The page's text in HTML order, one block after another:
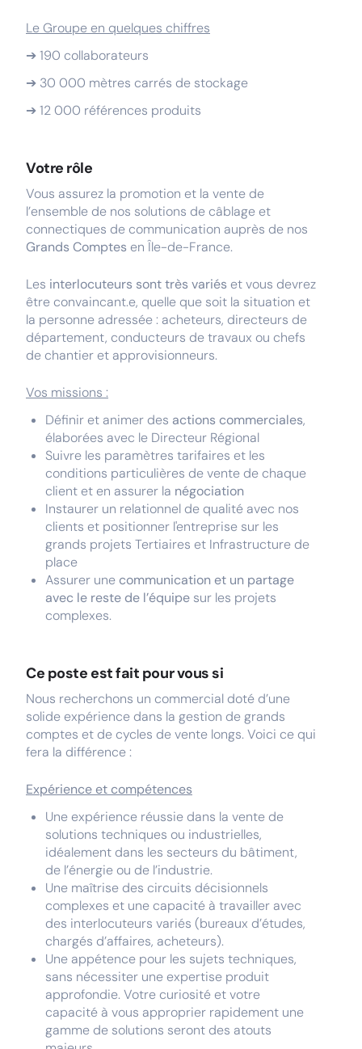
Le Groupe en quelques chiffres
➔ 190 collaborateurs
➔ 30 000 mètres carrés de stockage
➔ 12 000 références produits
Votre rôle
Vous assurez la promotion et la vente de
l’ensemble de nos solutions de câblage et
connectiques de communication auprès de nos
Grands Comptes en Île-de-France.
Les interlocuteurs sont très variés et vous devrez
être convaincant.e, quelle que soit la situation et
la personne adressée : acheteurs, directeurs de
département, conducteurs de travaux ou chefs
de chantier et approvisionneurs.
Vos missions :
Définir et animer des actions commerciales,
élaborées avec le Directeur Régional
Suivre les paramètres tarifaires et les
conditions particulières de vente de chaque
client et en assurer la négociation
Instaurer un relationnel de qualité avec nos
clients et positionner l'entreprise sur les
grands projets Tertiaires et Infrastructure de
place
Assurer une communication et un partage
avec le reste de l’équipe sur les projets
complexes.
Ce poste est fait pour vous si
Nous recherchons un commercial doté d’une
solide expérience dans la gestion de grands
comptes et de cycles de vente longs. Voici ce qui
fera la différence :
Expérience et compétences
Une expérience réussie dans la vente de
solutions techniques ou industrielles,
idéalement dans les secteurs du bâtiment,
de l’énergie ou de l’industrie.
Une maîtrise des circuits décisionnels
complexes et une capacité à travailler avec
des interlocuteurs variés (bureaux d’études,
chargés d’affaires, acheteurs).
Une appétence pour les sujets techniques,
sans nécessiter une expertise produit
approfondie. Votre curiosité et votre
capacité à vous approprier rapidement une
gamme de solutions seront des atouts